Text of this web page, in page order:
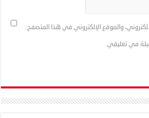
والموقع الإلكتروني في هذا المتصفح
في تعليقي.